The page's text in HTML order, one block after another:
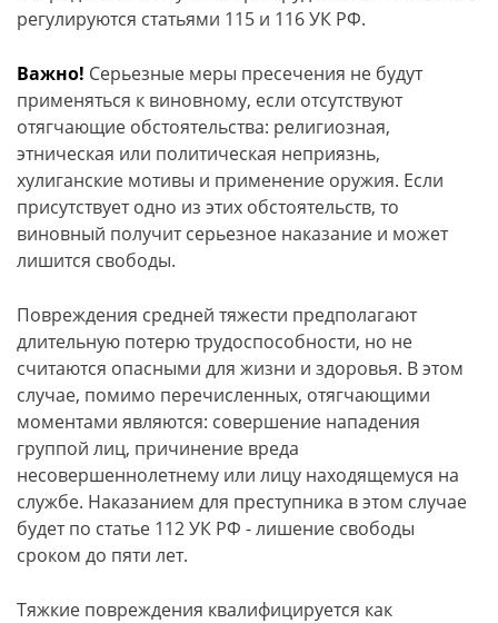
регулируются статьями 115 и 116 УК РФ.
Важно! Серьезные меры пресечения не будут
применяться к виновному, если отсутствуют
отягчающие обстоятельства: религиозная,
этническая или политическая неприязнь,
хулиганские мотивы и применение оружия. Если
присутствует одно из этих обстоятельств, то
виновный получит серьезное наказание и может
лишится свободы.
Повреждения средней тяжести предполагают
длительную потерю трудоспособности, но не
считаются опасными для жизни и здоровья. В этом
случае, помимо перечисленных, отягчающими
моментами являются: совершение нападения
группой лиц, причинение вреда
несовершеннолетнему или лицу находящемуся на
службе. Наказанием для преступника в этом случае
будет по статье 112 УК РФ - лишение свободы
сроком до пяти лет.
Тяжкие повреждения квалифицируется как